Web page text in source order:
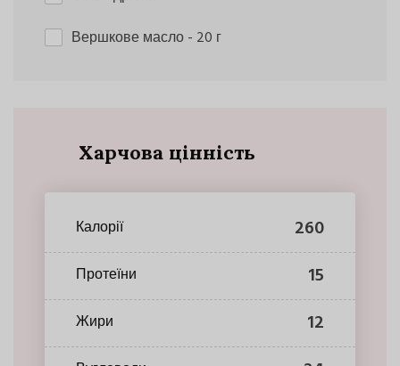
Вершкове масло- 20 г
Харчова цінність
Калорії 260
Протеїни 15
Жири 12